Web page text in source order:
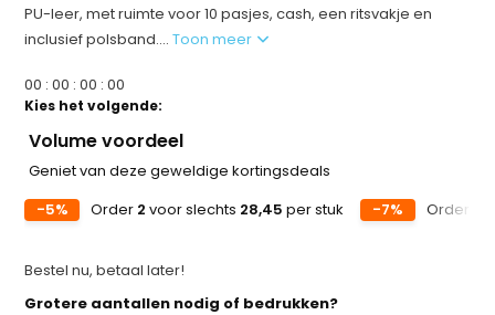
PU-leer, met ruimte voor 10 pasjes, cash, een ritsvakje en
inclusief polsband....Toon meer
00 :00 :00 :00
Kies het volgende:
Volume voordeel
Geniet van deze geweldige kortingsdeals
-5%
Order 2 voor slechts 28,45 per stuk -7% Order
Bestel nu, betaal later!
Grotere aantallen nodig of bedrukken?